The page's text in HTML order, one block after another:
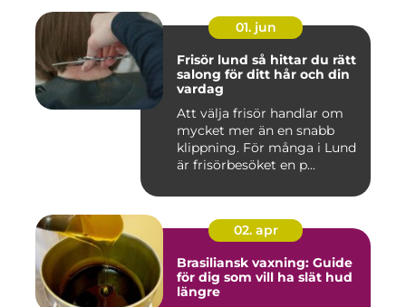
01. jun
Frisör lund så hittar du rätt
salong för ditt hår och din
vardag
Att välja frisör handlar om
mycket mer än en snabb
klippning. För många i Lund
är frisörbesöket en p...
02. apr
Brasiliansk vaxning: Guide
för dig som vill ha slät hud
längre